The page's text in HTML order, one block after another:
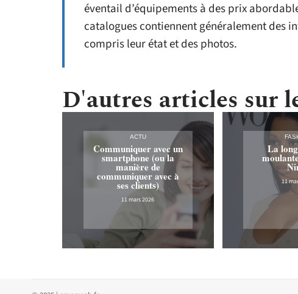
éventail d’équipements à des prix
catalogues contiennent généralement des
compris leur état et des photos.
D'autres articles sur
ACTU
Communiquer avec un
smartphone (ou la
manière de
communiquer avec à
ses clients)
11 mars 2026
La
11